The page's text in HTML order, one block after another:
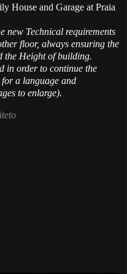
House and Garage at Praia
new Technical requirements
floor, always ensuring the
the Height of building.
in order to continue the
a language and
to enlarge).